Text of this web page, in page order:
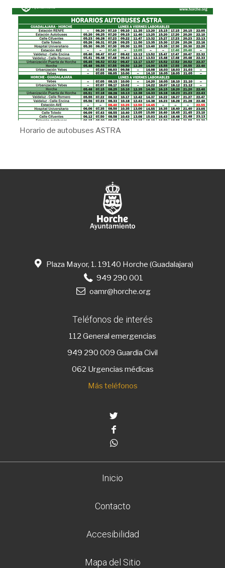
Horario de autobuses ASTRA
Plaza Mayor, 1. 19140 Horche (Guadalajara)
949 290 001
oamr@horche.org
Teléfonos de interés
112 General emergencias
949 290 009 Guardia Civil
062 Urgencias médicas
Más teléfonos
Inicio
Contacto
Accesibilidad
Mapa del Sitio